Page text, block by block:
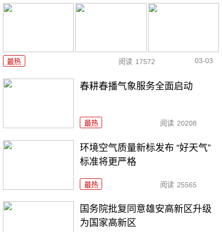
最热 阅读 17572 03-03
春耕春播气象服务全面启动
最热 阅读 20208
环境空气质量新标发布 “好天气”
标准将更严格
最热 阅读 25565
国务院批复同意雄安高新区升级
为国家高新区